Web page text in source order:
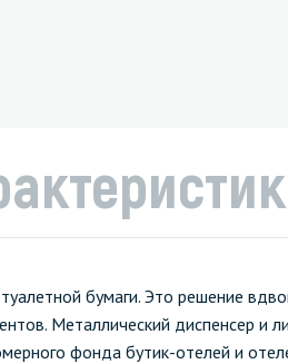
бумаги. Это решение
Металлический диспенсер и
фонда бутик-отелей и